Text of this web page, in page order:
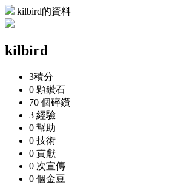
kilbird的資料
kilbird
3積分
0 顆鑽石
70 個碎鑽
3 經驗
0 幫助
0 技術
0 貢獻
0 次宣傳
0 個金豆